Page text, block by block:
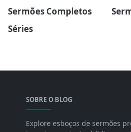
Sermões Completos
Séries
SOBRE O BLOG
Explore esboços de sermões